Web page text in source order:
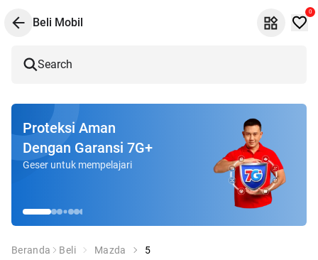
Beli Mobil
0
Search
Proteksi Aman
Dengan Garansi 7G+
Geser untuk mempelajari
Beranda Beli Mazda 5